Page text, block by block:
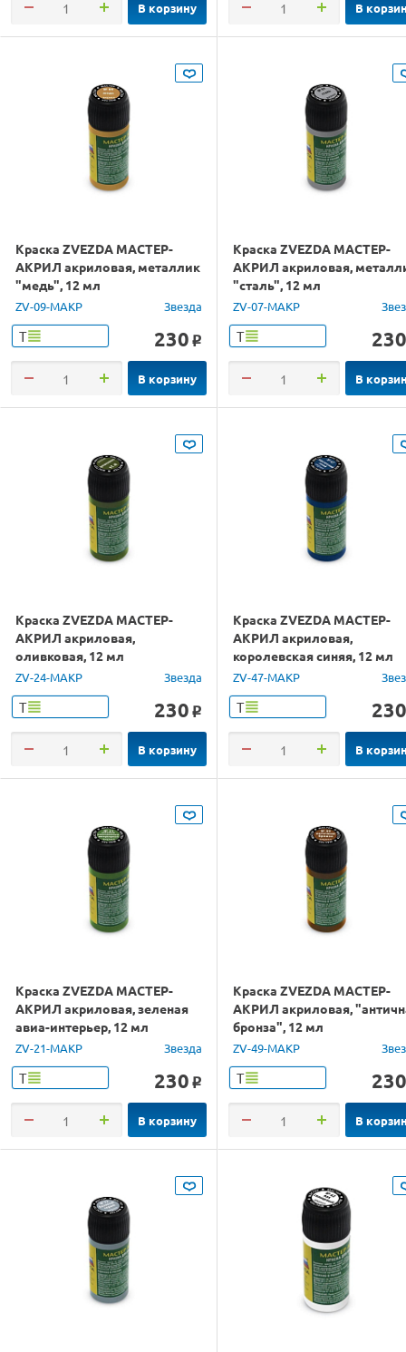
В корзину В
Краска ZVEZDA МАСТЕР-
АКРИЛ акриловая, металлик
"медь", 12 мл
ZV-09-МАКР Звезда
Т 230 o
В корзину
Краска ZVEZDA МАСТЕР-
АКРИЛ акриловая,
"сталь", 12 мл
ZV-07-МАКР
Т 230
В
Краска ZVEZDA МАСТЕР-
АКРИЛ акриловая,
оливковая, 12 мл
ZV-24-МАКР Звезда
Т 230 o
В корзину
Краска ZVEZDA МАСТЕР-
АКРИЛ акриловая,
королевская синяя, 12 мл
ZV-47-МАКР
Т 230
В
Краска ZVEZDA МАСТЕР-
АКРИЛ акриловая, зеленая
авиа-интерьер, 12 мл
ZV-21-МАКР Звезда
Т 230 o
В корзину
Краска ZVEZDA МАСТЕР-
АКРИЛ акриловая,
бронза", 12 мл
ZV-49-МАКР
Т 230
В